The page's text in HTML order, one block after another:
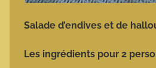
Salade d’endives et de
Les ingrédients pour 2